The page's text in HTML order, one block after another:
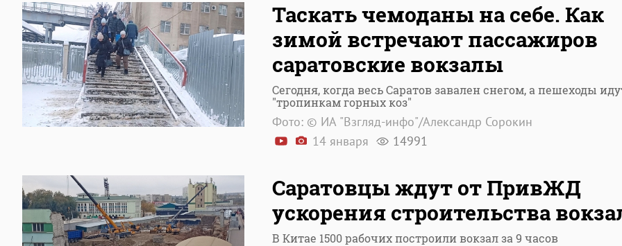
Таскать чемоданы на себе. Как
зимой встречают пассажиров
саратовские вокзалы
Сегодня, когда весь Саратов завален снегом, а пешеходы
"тропинкам горных коз"
Фото: © ИА "Взгляд-инфо"/Александр Сорокин
14 января
14991
Саратовцы ждут от ПривЖД
ускорения строительства
В Китае 1500 рабочих построили вокзал за 9 часов